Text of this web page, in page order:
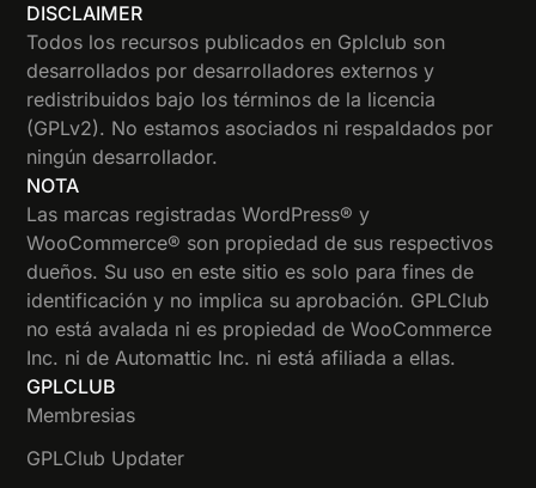
DISCLAIMER
Todos los recursos publicados en Gplclub son
desarrollados por desarrolladores externos y
redistribuidos bajo los términos de la licencia
(GPLv2). No estamos asociados ni respaldados por
ningún desarrollador.
NOTA
Las marcas registradas WordPress® y
WooCommerce® son propiedad de sus respectivos
dueños. Su uso en este sitio es solo para fines de
identificación y no implica su aprobación. GPLClub
no está avalada ni es propiedad de WooCommerce
Inc. ni de Automattic Inc. ni está afiliada a ellas.
GPLCLUB
Membresias
GPLClub Updater